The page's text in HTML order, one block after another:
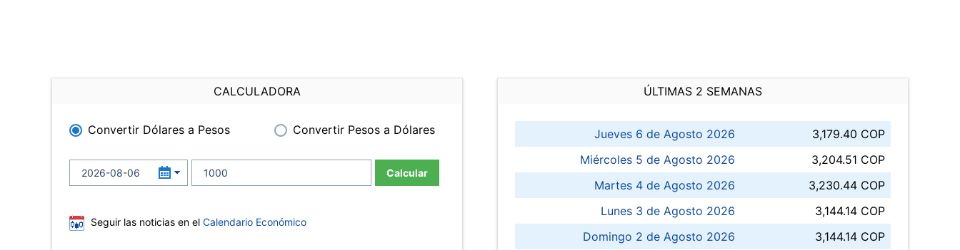
CALCULADORA
Convertir Dólares a Pesos Convertir Pesos a Dólares
Calcular
Seguir las noticias en el Calendario Económico
ÚLTIMAS 2 SEMANAS
Jueves 6 de Agosto 2026
3,179.40 COP
Miércoles 5 de Agosto 2026
3,204.51 COP
Martes 4 de Agosto 2026
3,230.44 COP
Lunes 3 de Agosto 2026
3,144.14 COP
Domingo 2 de Agosto 2026
3,144.14 COP